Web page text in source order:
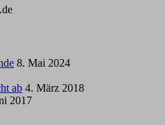
8. Mai 2024
ab 4. März 2018
2017